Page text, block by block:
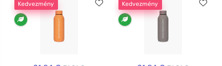
Kedvezmény Kedvezmény